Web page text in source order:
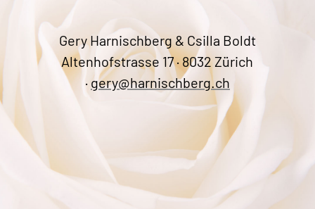
Gery Harnischberg & Csilla Boldt
Altenhofstrasse 17 · 8032 Zürich
· gery@harnischberg.ch